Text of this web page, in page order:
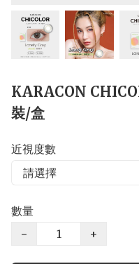
KARACON
裝/盒
近視度數
數量
−
+